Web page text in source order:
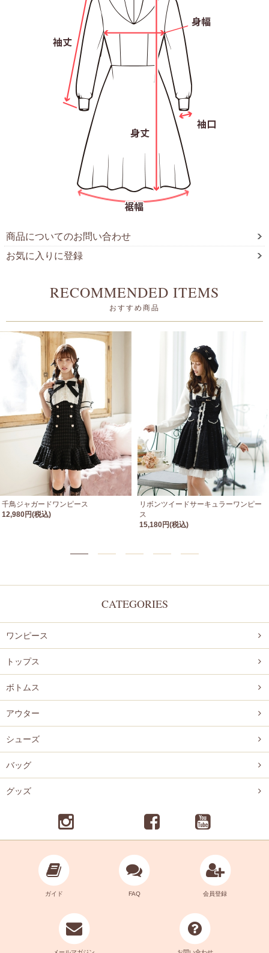
商品についてのお問い合わせ
お気に入りに登録
RECOMMENDED ITEMS
おすすめ商品
千鳥ジャガードワンピース
12,980円(税込)
リボンツイードサーキュラーワンピー
ス
15,180円(税込)
CATEGORIES
ワンピース
トップス
ボトムス
アウター
シューズ
バッグ
グッズ
ガイド FAQ 会員登録